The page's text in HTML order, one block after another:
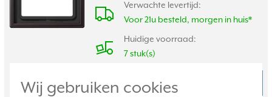
Wij gebruiken cookies
Verwachte levertijd:
Voor 21u besteld, morgen in huis*
Huidige voorraad:
7 stuk(s)
20,95 +
-